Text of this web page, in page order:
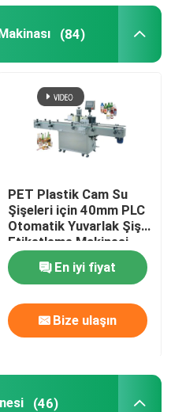
(84)
PET Plastik Cam Su
Şişeleri için 40mm PLC
Otomatik Yuvarlak Şişe
Etiketleme Makinesi
En iyi fiyat
Bize ulaşın
(46)